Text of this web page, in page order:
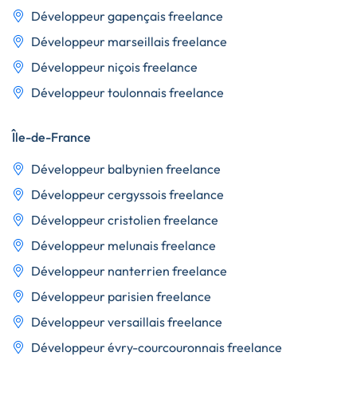
Développeur gapençais freelance
Développeur marseillais freelance
Développeur niçois freelance
Développeur toulonnais freelance
Île-de-France
Développeur balbynien freelance
Développeur cergyssois freelance
Développeur cristolien freelance
Développeur melunais freelance
Développeur nanterrien freelance
Développeur parisien freelance
Développeur versaillais freelance
Développeur évry-courcouronnais freelance